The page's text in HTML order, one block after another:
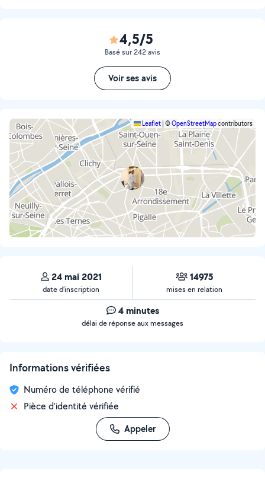
4,5/5
Basé sur 242 avis
Voir ses avis
Leaflet ©OpenStreetMapcontributors
24 mai 2021
date d’inscription
14975
mises en relation
4 minutes
délai de réponse aux messages
Informations vérifiées
Numéro de téléphone vérifié
Pièce d'identité vérifiée
Appeler